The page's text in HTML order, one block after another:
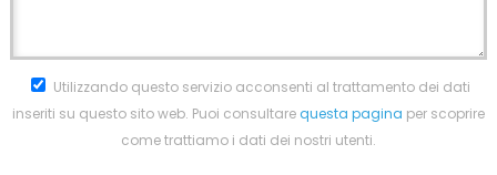
Utilizzando questo servizio acconsenti al trattamento dei dati
inseriti su questo sito web. Puoi consultarequesta pagina per scoprire
come trattiamo i dati dei nostri utenti.